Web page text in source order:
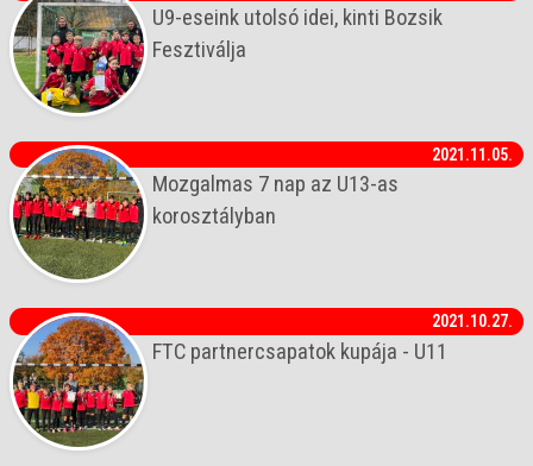
U9-eseink utolsó idei, kinti Bozsik
Fesztiválja
2021.11.05.
Mozgalmas 7 nap az U13-as
korosztályban
2021.10.27.
FTC partnercsapatok kupája - U11